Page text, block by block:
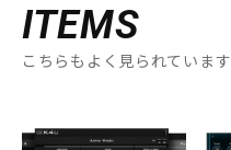
ITEMS
こちらもよく見られています